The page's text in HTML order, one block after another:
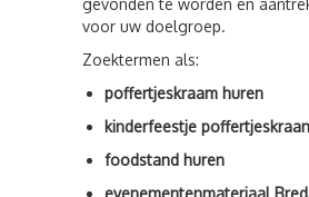
gevonden te worden én
voor uw doelgroep.
Zoektermen als:
poffertjeskraam huren
kinderfeestje
foodstand huren
evenementenmateriaal